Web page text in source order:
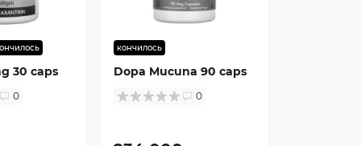
30 caps
0
кончилось
Dopa Mucuna 90 caps
0